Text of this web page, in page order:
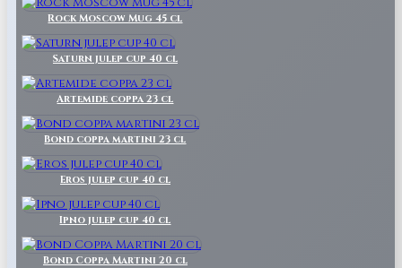
Rock Moscow Mug 45 cl
Saturn julep cup 40 cl
Artemide coppa 23 cl
Bond coppa martini 23 cl
Eros julep cup 40 cl
Ipno julep cup 40 cl
Bond Coppa Martini 20 cl